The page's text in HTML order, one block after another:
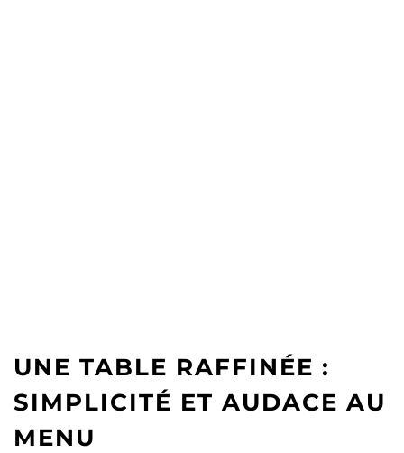
UNE TABLE RAFFINÉE :
SIMPLICITÉ ET AUDACE AU
MENU